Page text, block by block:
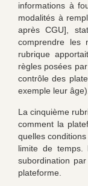
informations à
modalités à
après CGU],
comprendre les
rubrique
règles posées
contrôle des
exemple leur âge).
La cinquième
comment la
quelles
limite de temps.
subordination
plateforme.